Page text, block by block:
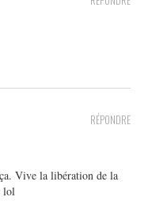
RÉPONDRE
Vive la libération de la
lol